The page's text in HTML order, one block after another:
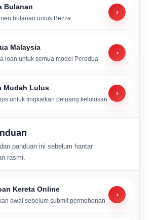
Bulanan
bulanan untuk Bezza
›
Malaysia
loan untuk semua model Perodua
›
Mudah Lulus
untuk tingkatkan peluang kelulusan
›
panduan ini sebelum hantar
rasmi.
Kereta Online
awal sebelum submit permohonan
›